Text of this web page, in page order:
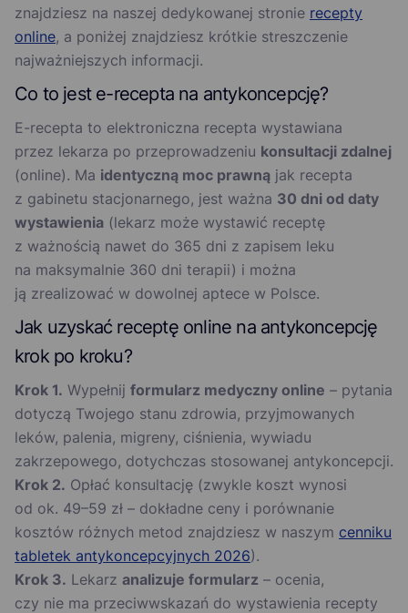
znajdziesz na naszej dedykowanej stronie recepty
online, a poniżej znajdziesz krótkie streszczenie
najważniejszych informacji.
Co to jest e-recepta na antykoncepcję?
E-recepta to elektroniczna recepta wystawiana
przez lekarza po przeprowadzeniu konsultacji zdalnej
(online). Ma identyczną moc prawną jak recepta
z gabinetu stacjonarnego, jest ważna 30 dni od daty
wystawienia (lekarz może wystawić receptę
z ważnością nawet do 365 dni z zapisem leku
na maksymalnie 360 dni terapii) i można
ją zrealizować w dowolnej aptece w Polsce.
Jak uzyskać receptę online na antykoncepcję
krok po kroku?
Krok 1. Wypełnij formularz medyczny online – pytania
dotyczą Twojego stanu zdrowia, przyjmowanych
leków, palenia, migreny, ciśnienia, wywiadu
zakrzepowego, dotychczas stosowanej antykoncepcji.
Krok 2. Opłać konsultację (zwykle koszt wynosi
od ok. 49–59 zł – dokładne ceny i porównanie
kosztów różnych metod znajdziesz w naszym cenniku
tabletek antykoncepcyjnych 2026).
Krok 3. Lekarz analizuje formularz – ocenia,
czy nie ma przeciwwskazań do wystawienia recepty